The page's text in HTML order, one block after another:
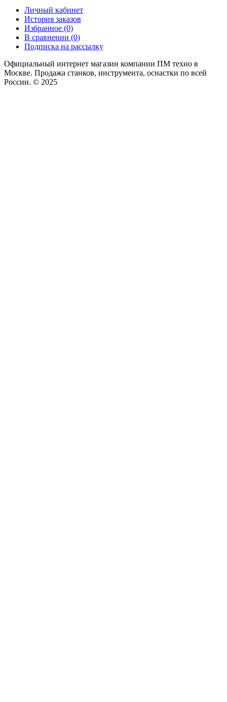
Личный кабинет
История заказов
Избранное (0)
В сравнении (0)
Подписка на рассылку
Официальный интернет магазин компании ПМ техно в
Москве. Продажа станков, инструмента, оснастки по всей
России. © 2025